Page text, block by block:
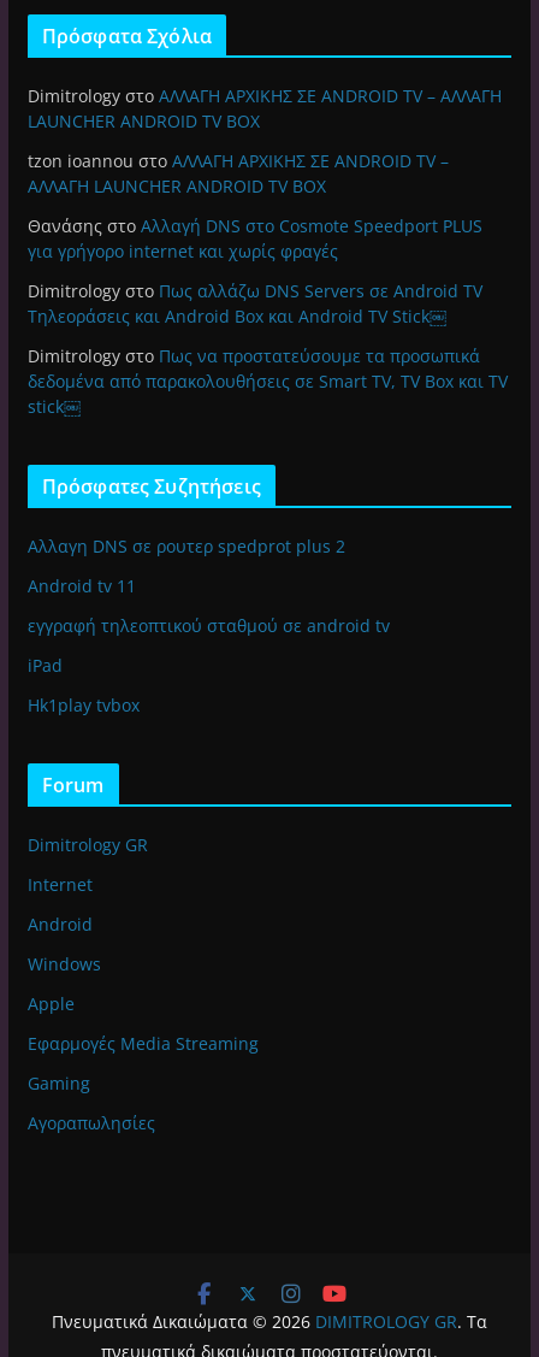
Πρόσφατα Σχόλια
Dimitrologyστο ΑΛΛΑΓΗ ΑΡΧΙΚΗΣ ΣΕ ANDROID TV – ΑΛΛΑΓΗ
LAUNCHER ANDROID TV BOX
tzon ioannou στο ΑΛΛΑΓΗ ΑΡΧΙΚΗΣ ΣΕ ANDROID TV –
ΑΛΛΑΓΗ LAUNCHER ANDROID TV BOX
Θανάσηςστο Αλλαγή DNS στο Cosmote Speedport PLUS
για γρήγορο internet και χωρίς φραγές
Dimitrologyστο Πως αλλάζω DNS Servers σε Android TV
Τηλεοράσεις και Android Box και Android TV Stick￼
Dimitrologyστο Πως να προστατεύσουμε τα προσωπικά
δεδομένα από παρακολουθήσεις σε Smart TV, TV Box και TV
stick￼
Πρόσφατες Συζητήσεις
Αλλαγη DNS σε ρουτερ spedprot plus 2
Android tv 11
εγγραφή τηλεοπτικού σταθμού σε android tv
iPad
Hk1play tvbox
Forum
Dimitrology GR
Internet
Android
Windows
Apple
Εφαρμογές Media Streaming
Gaming
Αγοραπωλησίες
Πνευματικά Δικαιώματα © 2026 DIMITROLOGY GR. Τα
πνευματικά δικαιώματα προστατεύονται.